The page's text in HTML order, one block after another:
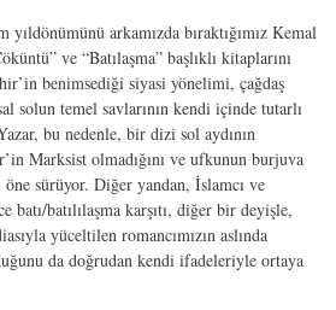
arkamızda bıraktığımız Kemal
ve “Batılaşma” başlıklı kitaplarını
benimsediği siyasi yönelimi, çağdaş
solun temel savlarının kendi içinde tutarlı
bu nedenle, bir dizi sol aydının
Marksist olmadığını ve ufkunun burjuva
öne sürüyor. Diğer yandan, İslamcı ve
batı/batılılaşma karşıtı, diğer bir deyişle,
yüceltilen romancımızın aslında
da doğrudan kendi ifadeleriyle ortaya